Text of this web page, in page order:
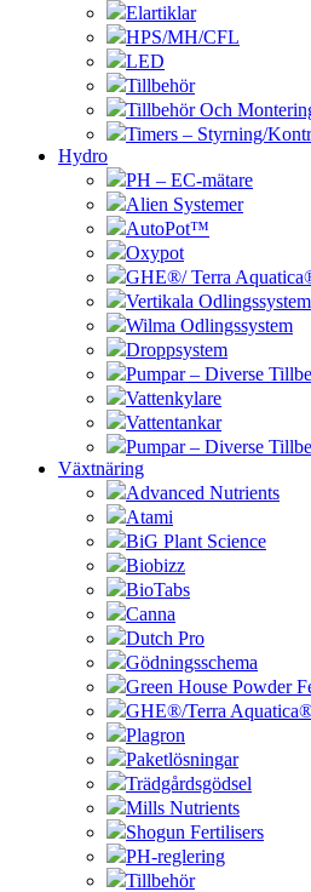
Elartiklar
HPS/MH/CFL
LED
Tillbehör
Tillbehör Och
Timers – Styrning/
Hydro
PH – EC-mätare
Alien Systemer
AutoPot™
Oxypot
GHE®/ Terra
Vertikala Odlingssystem
Wilma Odlingssystem
Droppsystem
Pumpar – Diverse
Vattenkylare
Vattentankar
Pumpar – Diverse
Växtnäring
Advanced Nutrients
Atami
BiG Plant Science
Biobizz
BioTabs
Canna
Dutch Pro
Gödningsschema
Green House Powder
GHE®/Terra
Plagron
Paketlösningar
Trädgårdsgödsel
Mills Nutrients
Shogun Fertilisers
PH-reglering
Tillbehör